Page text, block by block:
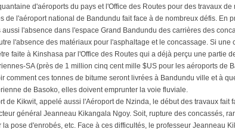
d'aéroports du pays et l'Office des Routes pour des travaux
de l'aéroport national de Bandundu fait face à de nombreux défis. En
aussi l'absence dans l'espace Grand Bandundu des carrières des
l'absence des matériaux pour l'asphaltage et le concassage. Si une
faite à Kinshasa par l'Office des Routes qui a déjà perçu une partie
SA (près de 1 million cinq cent mille $US pour les aéroports de
comment ces tonnes de bitume seront livrées à Bandundu ville et à
de Basoko, elles doivent emprunter la voie fluviale.
de Kikwit, appelé aussi l'Aéroport de Nzinda, le début des travaux fait
général Jeanneau Kikangala Ngoy. Soit, rupture des concassés,
la pose d'enrobés, etc. Face à ces difficultés, le professeur Jeanneau